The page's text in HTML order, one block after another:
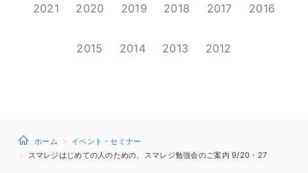
2021 2020 2019 2018 2017 2016
2015 2014 2013 2012
ホーム
イベント・セミナー
スマレジはじめての人のための、スマレジ勉強会のご案内 9/20・27